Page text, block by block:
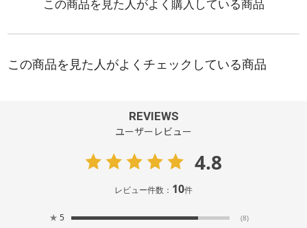
REVIEWS
ユーザーレビュー
4.8
レビュー件数： 10件
★ 5 (8)